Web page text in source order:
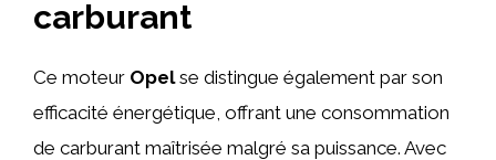
carburant
Ce moteur Opelse distingue également par son
efficacité énergétique, offrant une consommation
de carburant maîtrisée malgré sa puissance. Avec